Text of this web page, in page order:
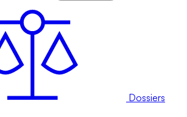
Dossiers